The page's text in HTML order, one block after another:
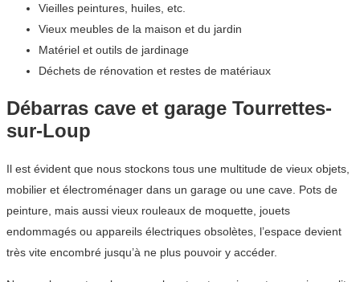
Vieilles peintures, huiles, etc.
Vieux meubles de la maison et du jardin
Matériel et outils de jardinage
Déchets de rénovation et restes de matériaux
Débarras cave et garage Tourrettes-
sur-Loup
Il est évident que nous stockons tous une multitude de vieux objets,
mobilier et électroménager dans un garage ou une cave. Pots de
peinture, mais aussi vieux rouleaux de moquette, jouets
endommagés ou appareils électriques obsolètes, l’espace devient
très vite encombré jusqu’à ne plus pouvoir y accéder.